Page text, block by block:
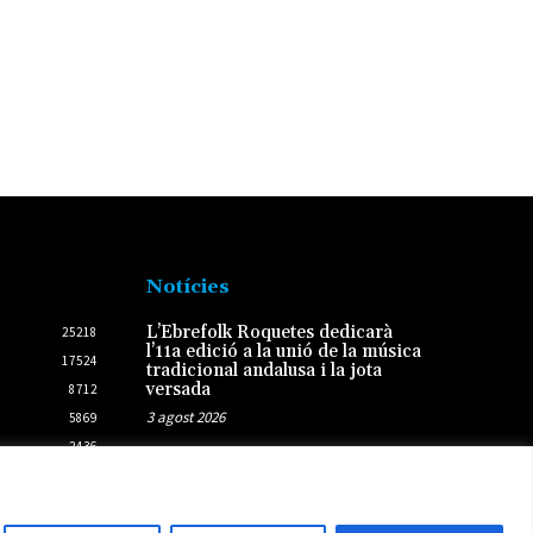
25218
17524
8712
5869
2436
Notícies
L’Ebrefolk Roquetes dedicarà
l’11a edició a la unió de la música
tradicional andalusa i la jota
versada
3 agost 2026